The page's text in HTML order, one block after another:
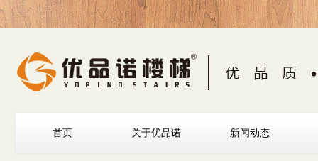
首页 关于优品诺 新闻动态